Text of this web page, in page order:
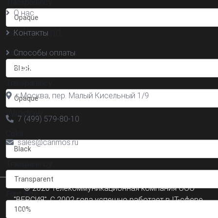
Background
Color
Window
Font Size
О нас
Контакты
Способы оплаты
Контакты
г.Москва, пер. Малый Кисельный 1/9
7 (499) 579-80-10
sales@canmos.ru
© 2026 Телекоммуникационная компания ООО
"ВЕРСИЯ". С 2002 года успешно работает в IT-сфере.
Адрес офиса 107031, г.Москва Малый Кисельный